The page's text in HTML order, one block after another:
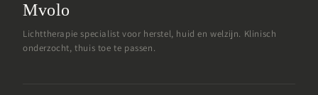
Mvolo
Lichttherapie specialist voor herstel, huid en welzijn. Klinisch
onderzocht, thuis toe te passen.